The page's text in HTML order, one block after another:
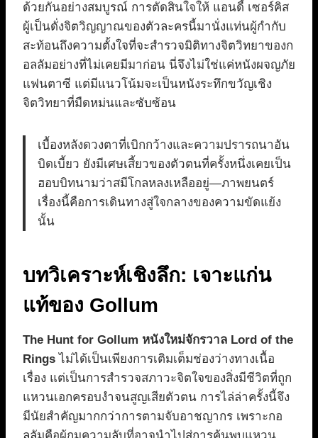
ด้วยกันอย่างสมบูรณ์ การตัดสินใจให้ แอนดี้ เซอร์คิส
ผู้เป็นดั่งจิตวิญญาณของตัวละครนี้มานั่งแท่นผู้กำกับ
สะท้อนถึงความตั้งใจที่จะสำรวจมิติทางจิตวิทยาของก
อลลัมอย่างที่ไม่เคยมีมาก่อน นี่จึงไม่ใช่แค่หนังผจญภัย
แฟนตาซี แต่มีแนวโน้มจะเป็นหนังระทึกขวัญเชิง
จิตวิทยาที่มืดหม่นและซับซ้อน
เบื้องหลังดวงตาที่เบิกกว้างและความปรารถนาอัน
บิดเบี้ยว ยังมีเศษเสี้ยวของตัวตนที่ครั้งหนึ่งเคยเป็น
ฮอบบิทนามว่าสมีโกลหลงเหลืออยู่—ภาพยนตร์
เรื่องนี้คือการเดินทางสู่ใจกลางของความขัดแย้ง
นั้น
บทวิเคราะห์เชิงลึก: เจาะแก่น
แท้ของ Gollum
The Hunt for Gollum หนังใหม่จักรวาล Lord of the
Rings ไม่ได้เป็นเพียงการเติมเต็มช่องว่างทางเนื้อ
เรื่อง แต่เป็นการสำรวจสภาวะจิตใจของสิ่งมีชีวิตที่ถูก
แหวนเอกครอบงำจนสูญเสียตัวตน การไล่ล่าครั้งนี้จึง
มีนัยสำคัญมากกว่าการตามจับอาชญากร เพราะกอ